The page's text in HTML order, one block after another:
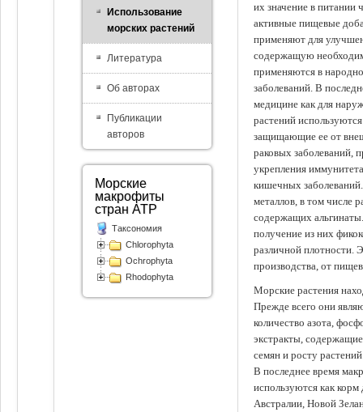
их значение в питании
активные пищевые
применяют для
содержащую
применяются в
заболеваний. В
медицине как для
растений
защищающие ее от
раковых заболеваний,
укрепления
кишечных
металлов, в том числе
содержащих
получение из них
различной плотности.
производства, от
Морские растения
Прежде всего они
количество азота,
экстракты,
семян и росту
В последнее время
используются как
Австралии, Новой
Использование
морских растений
Литература
Об авторах
Публикации
авторов
Морские
макрофиты
стран АТР
Таксономия
Chlorophyta
Ochrophyta
Rhodophyta